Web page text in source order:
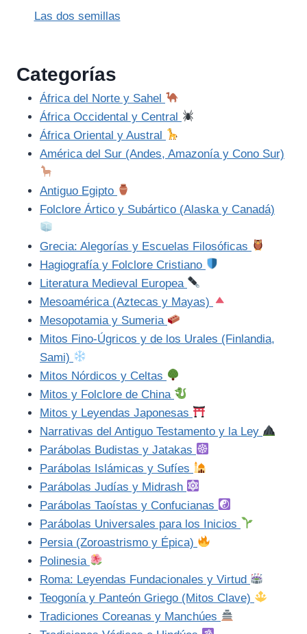
Las dos semillas
Categorías
África del Norte y Sahel
África Occidental y Central
África Oriental y Austral
América del Sur (Andes, Amazonía y Cono Sur)
Antiguo Egipto
Folclore Ártico y Subártico (Alaska y Canadá)
Grecia: Alegorías y Escuelas Filosóficas
Hagiografía y Folclore Cristiano
Literatura Medieval Europea
Mesoamérica (Aztecas y Mayas)
Mesopotamia y Sumeria
Mitos Fino-Úgricos y de los Urales (Finlandia,
Sami)
Mitos Nórdicos y Celtas
Mitos y Folclore de China
Mitos y Leyendas Japonesas
Narrativas del Antiguo Testamento y la Ley
Parábolas Budistas y Jatakas
Parábolas Islámicas y Sufíes
Parábolas Judías y Midrash
Parábolas Taoístas y Confucianas
Parábolas Universales para los Inicios
Persia (Zoroastrismo y Épica)
Polinesia
Roma: Leyendas Fundacionales y Virtud
Teogonía y Panteón Griego (Mitos Clave)
Tradiciones Coreanas y Manchúes